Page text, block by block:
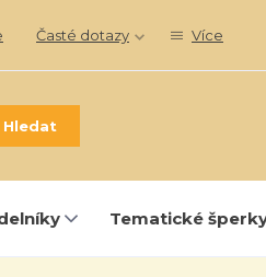
Časté dotazy Více
Hledat
Tematické